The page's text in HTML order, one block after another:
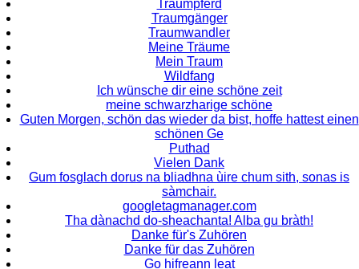
Traumpferd
Traumgänger
Traumwandler
Meine Träume
Mein Traum
Wildfang
Ich wünsche dir eine schöne zeit
meine schwarzharige schöne
Guten Morgen, schön das wieder da bist, hoffe hattest einen
schönen Ge
Puthad
Vielen Dank
Gum fosglach dorus na bliadhna ùire chum sith, sonas is
sàmchair.
googletagmanager.com
Tha dànachd do-sheachanta! Alba gu bràth!
Danke für's Zuhören
Danke für das Zuhören
Go hifreann leat